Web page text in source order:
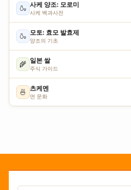
🍶 사케 양조: 모로미
사케 백과사전
🍶 모토: 효모 발효제
양조의 기초
🌾 일본 쌀
주식 가이드
🍜 츠케멘
면 문화